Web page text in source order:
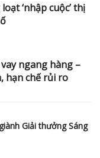
‘nhập cuộc’ thị
ngang hàng –
hạn chế rủi ro
Giải thưởng Sáng